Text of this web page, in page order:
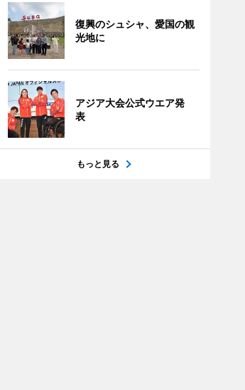
復興のシュシャ、愛国の観
光地に
アジア大会公式ウエア発
表
もっと見る